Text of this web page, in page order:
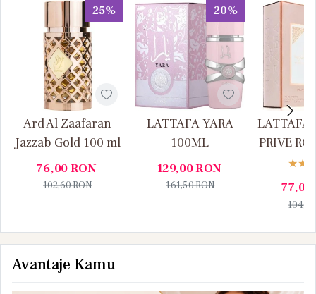
25%
Ard Al Zaafaran
Jazzab Gold 100 ml
76,00RON
102,60RON
20%
LATTAFA YARA
100ML
129,00RON
161,50RON
LATTAFA
PRIVE
77,00
Avantaje Kamu